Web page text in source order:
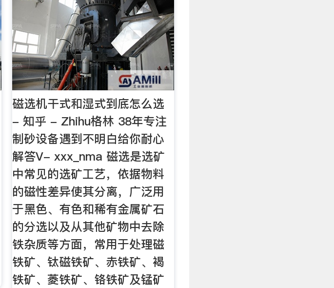
磁选机干式和湿式到底怎么选
- 知乎 - Zhihu格林 38年专注
制砂设备遇到不明白给你耐心
解答V- xxx_nma 磁选是选矿
中常见的选矿工艺，依据物料
的磁性差异使其分离，广泛用
于黑色、有色和稀有金属矿石
的分选以及从其他矿物中去除
铁杂质等方面，常用于处理磁
铁矿、钛磁铁矿、赤铁矿、褐
铁矿、菱铁矿、铬铁矿及锰矿